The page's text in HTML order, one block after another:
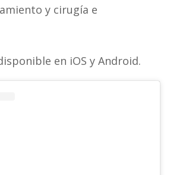
y cirugía e
en iOS y Android.